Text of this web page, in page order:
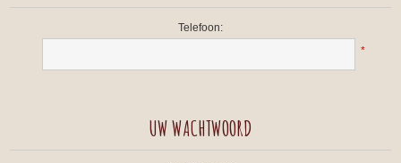
Telefoon:
*
UW WACHTWOORD